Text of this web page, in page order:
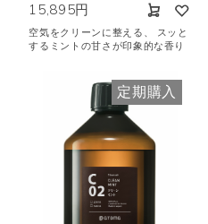
15,895円
空気をクリーンに整える、 スッと
するミントの甘さが印象的な香り
定期購入